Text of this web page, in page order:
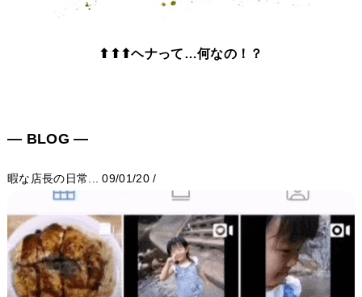
⬆⬆⬆ヘナって…何なの！？
― BLOG ―
暇な店長の日常... 09/01/20 /